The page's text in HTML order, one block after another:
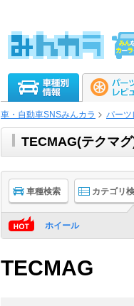
車・自動車SNSみんカラ パーツ
TECMAG(テクマ
車種検索 カテゴリ
ホイール
TECMAG